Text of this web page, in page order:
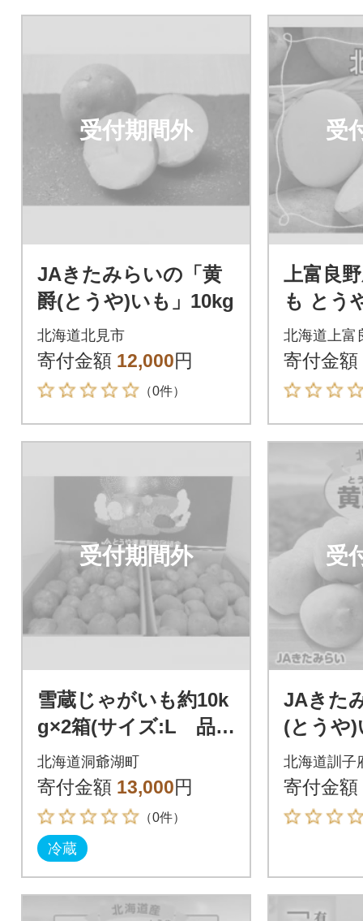
受付期間外
JAきたみらいの「黄
爵(とうや)いも」10kg
北海道北見市
寄付金額 12,000円
（0件）
受
上富良
も とう
10kg
北海道上富
寄付金額
受付期間外
雪蔵じゃがいも約10k
g×2箱(サイズ:L 品
種:とうや)
北海道洞爺湖町
寄付金額 13,000円
（0件）
冷蔵
受
JAきた
(とうや
北海道訓子
寄付金額